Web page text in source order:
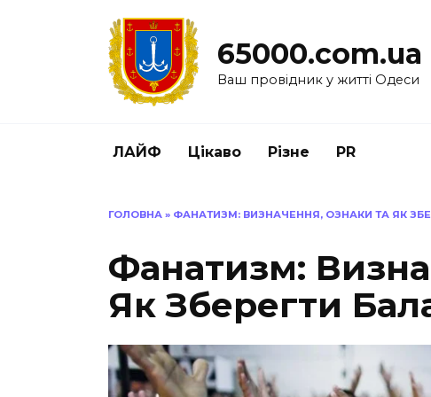
65000.com.ua
Ваш провідник у житті Одеси
ЛАЙФ Цікаво Різне PR
ГОЛОВНА » ФАНАТИЗМ: ВИЗНАЧЕННЯ, ОЗНАКИ ТА ЯК
Фанатизм:
Як Зберегти